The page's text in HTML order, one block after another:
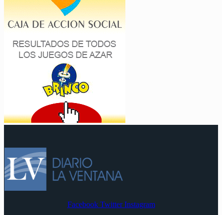
Facebook Twitter Instagram